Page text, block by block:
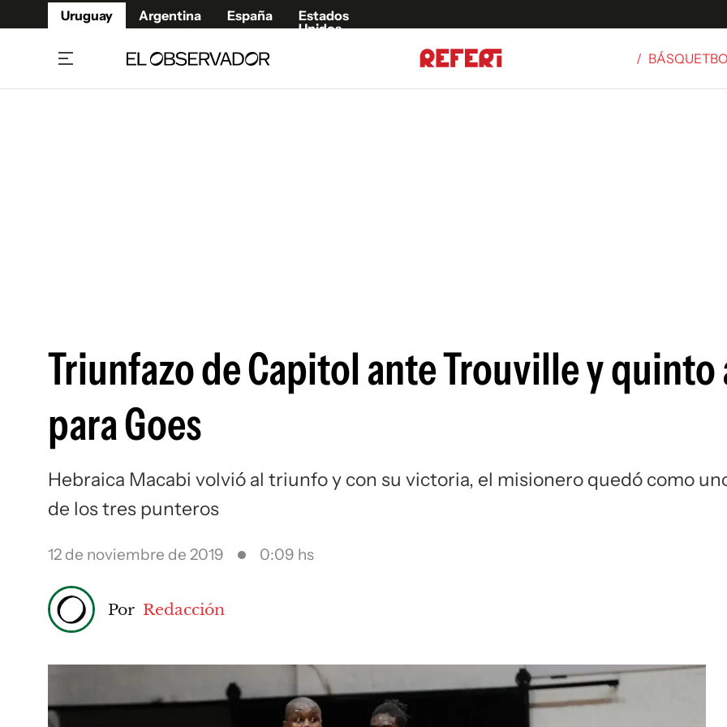
Uruguay Argentina España
Estados
Unidos
/
Triunfazo de Capitol ante Trouville y quinto
para Goes
Hebraica Macabi volvió al triunfo y con su victoria, el misionero quedó como
de los tres punteros
12 de noviembre de 2019 0:09 hs
Por Redacción